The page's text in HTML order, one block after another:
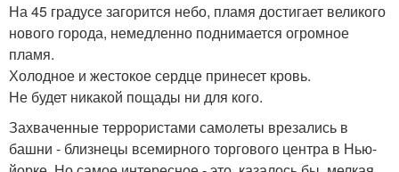
На 45 градусе загорится небо, пламя достигает великого
нового города, немедленно поднимается огромное
пламя.
Холодное и жестокое сердце принесет кровь.
Не будет никакой пощады ни для кого.
Захваченные террористами самолеты врезались в
башни - близнецы всемирного торгового центра в Нью-